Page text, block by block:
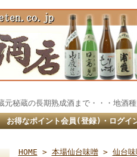
蔵元秘蔵の長期熟成酒まで・・
お得なポイント会員(登録)・ログイ
HOME > 本場仙台味噌> 仙台